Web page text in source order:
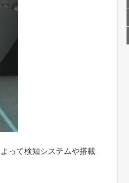
って検知システムや搭載